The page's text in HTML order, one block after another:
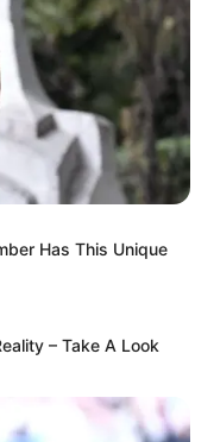
Has This Unique
– Take A Look